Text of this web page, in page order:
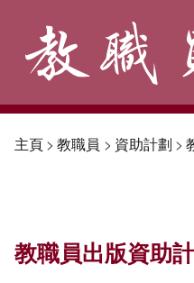
主頁> 教職員 > 資助計劃 >
教職員出版資助